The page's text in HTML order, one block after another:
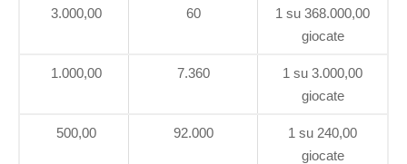
3.000,00 60
1 su 368.000,00
giocate
1.000,00 7.360
1 su 3.000,00
giocate
500,00 92.000
1 su 240,00
giocate